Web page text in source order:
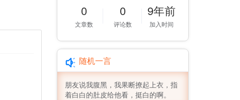
0
文章数
0
评论数
9年前
加入时间
随机一言
朋友说我腹黑，我果断撩起上衣，指
着白白的肚皮给他看，挺白的啊。